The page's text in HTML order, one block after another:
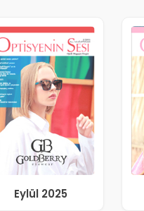
Eylül 2025